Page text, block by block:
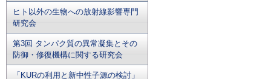
ヒト以外の生物への放射線影響専門
研究会
第3回 タンパク質の異常凝集とその
防御・修復機構に関する研究会
「KURの利用と新中性子源の検討」